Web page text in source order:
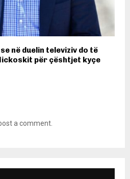
në duelin televiziv do të
për çështjet kyçe
a comment.